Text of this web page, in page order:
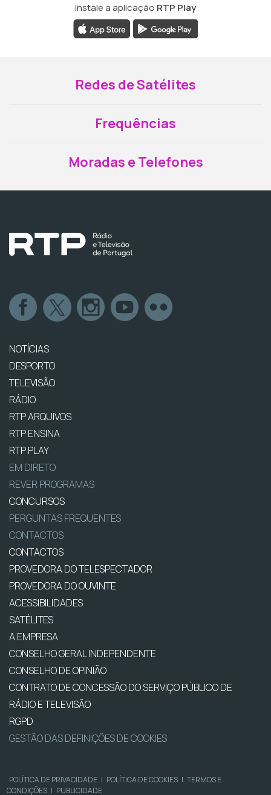
Instale a aplicação RTP Play
Redes de Satélites
Frequências
Moradas e Telefones
NOTÍCIAS
DESPORTO
TELEVISÃO
RÁDIO
RTP ARQUIVOS
RTP ENSINA
RTP PLAY
EM DIRETO
REVER PROGRAMAS
CONCURSOS
PERGUNTAS FREQUENTES
CONTACTOS
CONTACTOS
PROVEDORA DO TELESPECTADOR
PROVEDORA DO OUVINTE
ACESSIBILIDADES
SATÉLITES
A EMPRESA
CONSELHO GERAL INDEPENDENTE
CONSELHO DE OPINIÃO
CONTRATO DE CONCESSÃO DO SERVIÇO PÚBLICO DE
RÁDIO E TELEVISÃO
RGPD
GESTÃO DAS DEFINIÇÕES DE COOKIES
POLÍTICA DE PRIVACIDADE | POLÍTICA DE COOKIES | TERMOS E
CONDIÇÕES | PUBLICIDADE